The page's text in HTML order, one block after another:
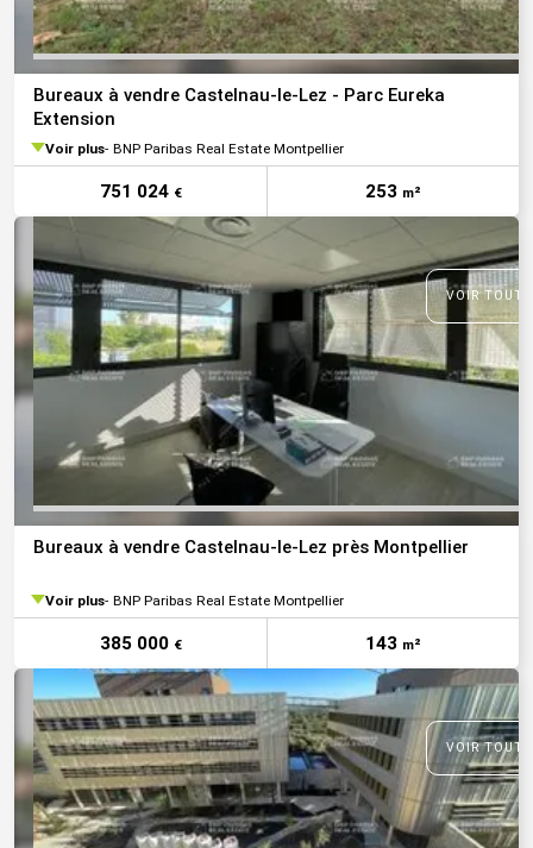
Bureaux à vendre Castelnau-le-Lez - Parc Eureka
Extension
Voir plus BNP Paribas Real Estate Montpellier
751 024 € 253 m²
VOIR
Bureaux à vendre Castelnau-le-Lez près Montpellier
Voir plus BNP Paribas Real Estate Montpellier
385 000 € 143 m²
VOIR